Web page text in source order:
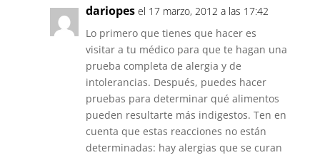
dariopes el 17 marzo, 2012 a las 17:42
Lo primero que tienes que hacer es
visitar a tu médico para que te hagan una
prueba completa de alergia y de
intolerancias. Después, puedes hacer
pruebas para determinar qué alimentos
pueden resultarte más indigestos. Ten en
cuenta que estas reacciones no están
determinadas: hay alergias que se curan